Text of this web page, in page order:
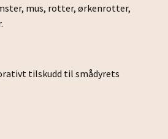
mus, rotter, ørkenrotter,
tilskudd til smådyrets